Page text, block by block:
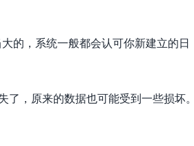
的，系统一般都会认可你新建立的日
了，原来的数据也可能受到一些损坏